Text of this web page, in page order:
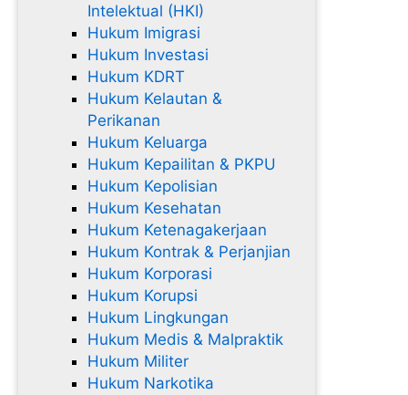
Intelektual (HKI)
Hukum Imigrasi
Hukum Investasi
Hukum KDRT
Hukum Kelautan &
Perikanan
Hukum Keluarga
Hukum Kepailitan & PKPU
Hukum Kepolisian
Hukum Kesehatan
Hukum Ketenagakerjaan
Hukum Kontrak & Perjanjian
Hukum Korporasi
Hukum Korupsi
Hukum Lingkungan
Hukum Medis & Malpraktik
Hukum Militer
Hukum Narkotika